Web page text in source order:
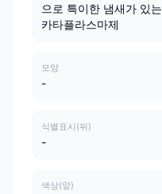
으로 특이한 냄새가 있는
카타플라스마제
모양
-
식별표시(뒤)
-
색상(앞)